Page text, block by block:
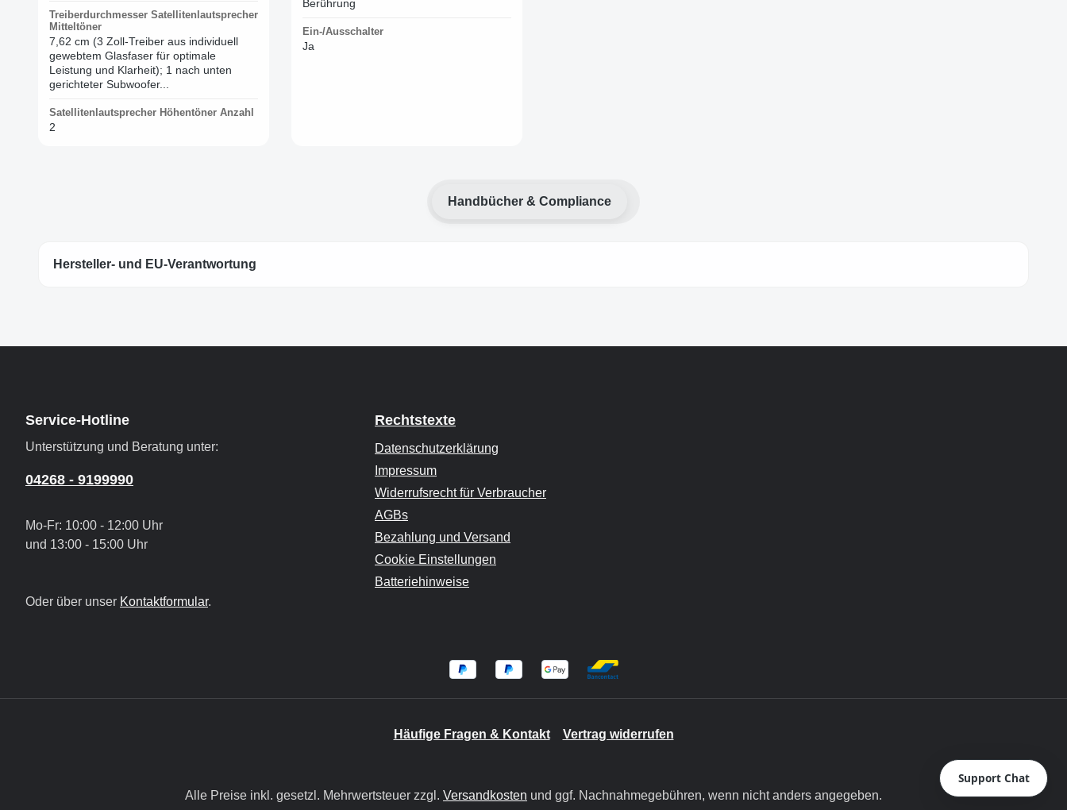
Treiberdurchmesser Satellitenlautsprecher
Mitteltöner
7,62 cm (3 Zoll-Treiber aus individuell
gewebtem Glasfaser für optimale
Leistung und Klarheit); 1 nach unten
gerichteter Subwoofer...
Satellitenlautsprecher Höhentöner Anzahl
2
Berührung
Ein-/Ausschalter
Ja
Handbücher & Compliance
Hersteller- und EU-Verantwortung
Service-Hotline
Unterstützung und Beratung unter:
04268 - 9199990
Mo-Fr: 10:00 - 12:00 Uhr
und 13:00 - 15:00 Uhr
Oder über unser Kontaktformular.
Rechtstexte
Datenschutzerklärung
Impressum
Widerrufsrecht für Verbraucher
AGBs
Bezahlung und Versand
Cookie Einstellungen
Batteriehinweise
Häufige Fragen & Kontakt Vertrag widerrufen
Alle Preise inkl. gesetzl. Mehrwertsteuer zzgl. Versandkosten und ggf. Nachnahmegebühren, wenn nicht anders angegeben.
Support Chat